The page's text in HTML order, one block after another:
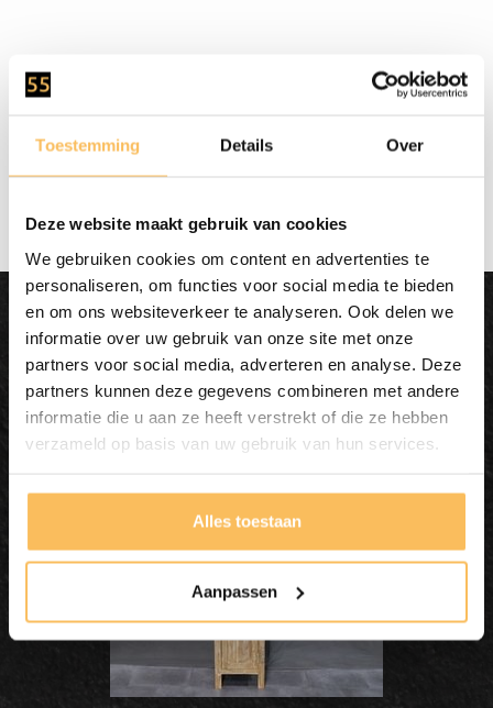
Toestemming Details Over
Deze website maakt gebruik van cookies
We gebruiken cookies om content en advertenties te
personaliseren, om functies voor social media te bieden
en om ons websiteverkeer te analyseren. Ook delen we
informatie over uw gebruik van onze site met onze
partners voor social media, adverteren en analyse. Deze
partners kunnen deze gegevens combineren met andere
informatie die u aan ze heeft verstrekt of die ze hebben
verzameld op basis van uw gebruik van hun services.
Alles toestaan
Aanpassen
in 2 - 5 werkdagen
Dit wordt'n
Enjoy